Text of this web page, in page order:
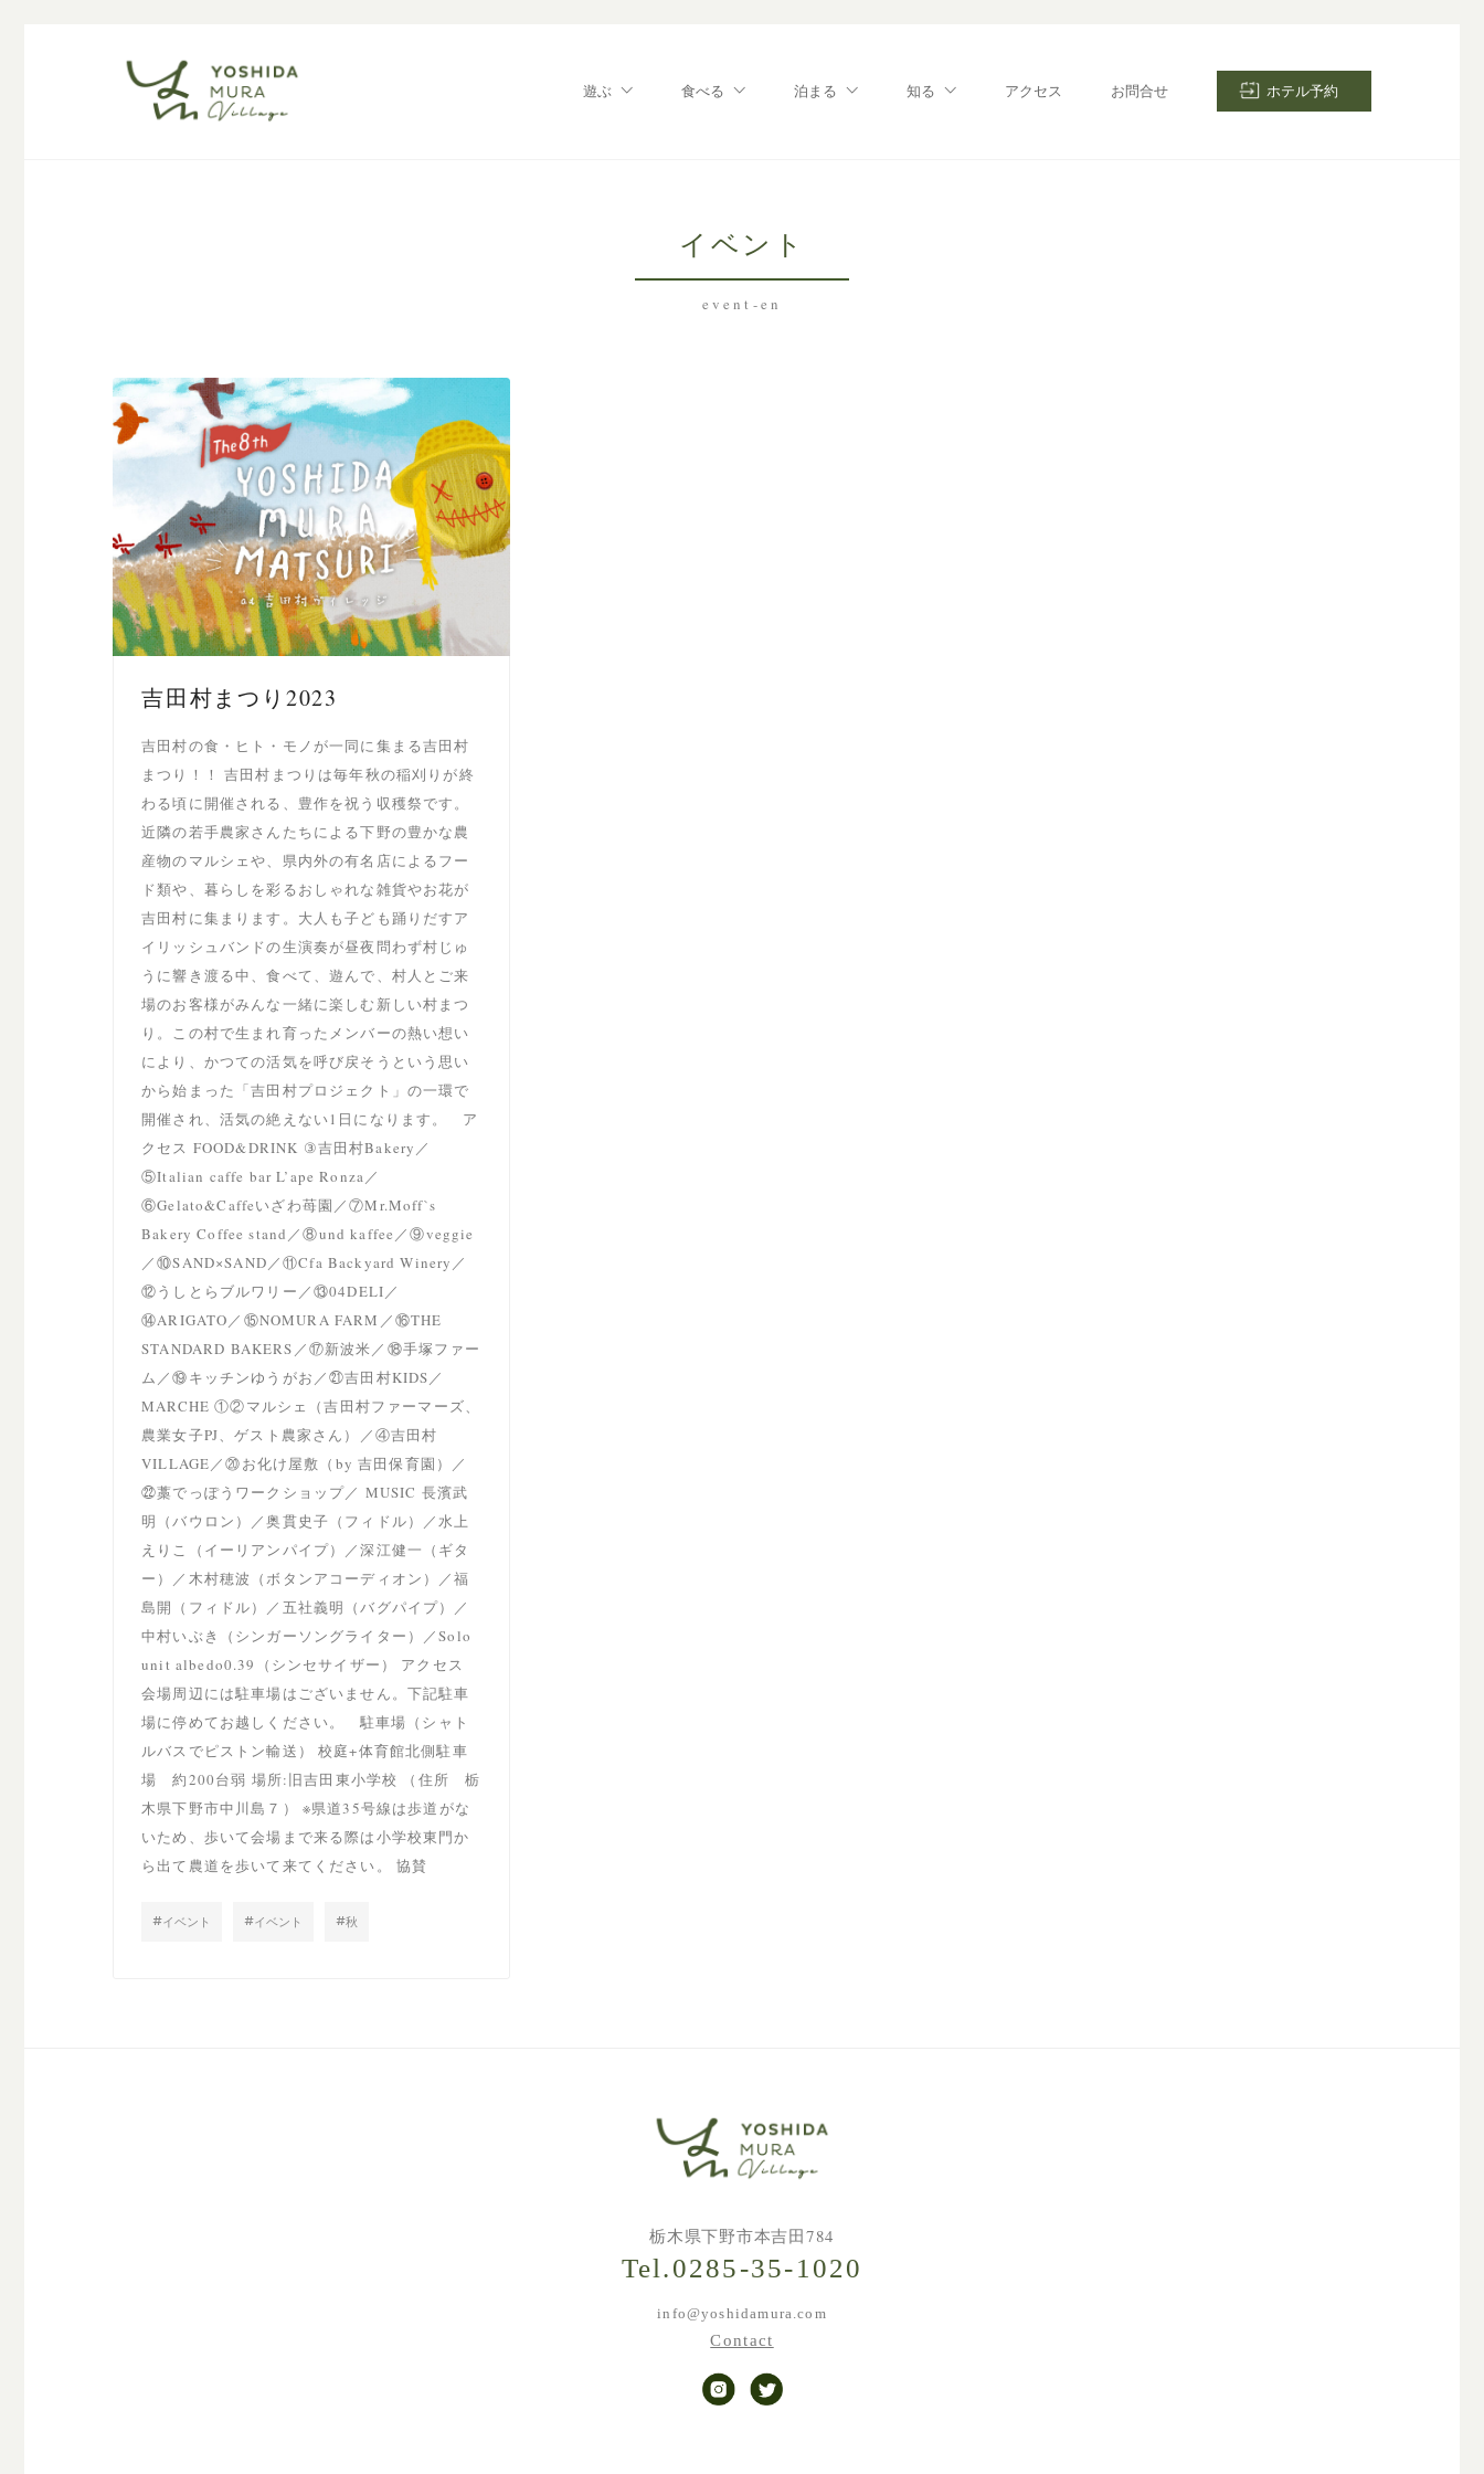
遊ぶ 食べる 泊まる 知る アクセス お問合せ ホテル予約
イベント
event-en
吉田村まつり2023
吉田村の食・ヒト・モノが一同に集まる吉田村
まつり！！ 吉田村まつりは毎年秋の稲刈りが終
わる頃に開催される、豊作を祝う収穫祭です。
近隣の若手農家さんたちによる下野の豊かな農
産物のマルシェや、県内外の有名店によるフー
ド類や、暮らしを彩るおしゃれな雑貨やお花が
吉田村に集まります。大人も子ども踊りだすア
イリッシュバンドの生演奏が昼夜問わず村じゅ
うに響き渡る中、食べて、遊んで、村人とご来
場のお客様がみんな一緒に楽しむ新しい村まつ
り。この村で生まれ育ったメンバーの熱い想い
により、かつての活気を呼び戻そうという思い
から始まった「吉田村プロジェクト」の一環で
開催され、活気の絶えない1日になります。 ア
クセス FOOD&DRINK ③吉田村Bakery／
⑤Italian caffe bar L’ape Ronza／
⑥Gelato&Caffeいざわ苺園／⑦Mr.Moff`s
Bakery Coffee stand／⑧und kaffee／⑨veggie
／⑩SAND×SAND／⑪Cfa Backyard Winery／
⑫うしとらブルワリー／⑬04DELI／
⑭ARIGATO／⑮NOMURA FARM／⑯THE
STANDARD BAKERS／⑰新波米／⑱手塚ファー
ム／⑲キッチンゆうがお／㉑吉田村KIDS／
MARCHE ①②マルシェ（吉田村ファーマーズ、
農業女子PJ、ゲスト農家さん）／④吉田村
VILLAGE／⑳お化け屋敷（by 吉田保育園）／
㉒藁でっぽうワークショップ／ MUSIC 長濱武
明（バウロン）／奥貫史子（フィドル）／水上
えりこ（イーリアンパイプ）／深江健一（ギタ
ー）／木村穂波（ボタンアコーディオン）／福
島開（フィドル）／五社義明（バグパイプ）／
中村いぶき（シンガーソングライター）／Solo
unit albedo0.39（シンセサイザー） アクセス
会場周辺には駐車場はございません。下記駐車
場に停めてお越しください。 駐車場（シャト
ルバスでピストン輸送） 校庭+体育館北側駐車
場 約200台弱 場所:旧吉田東小学校 （住所 栃
木県下野市中川島７） ※県道35号線は歩道がな
いため、歩いて会場まで来る際は小学校東門か
ら出て農道を歩いて来てください。 協賛
イベント イベント 秋
栃木県下野市本吉田784
Tel.0285-35-1020
info@yoshidamura.com
Contact